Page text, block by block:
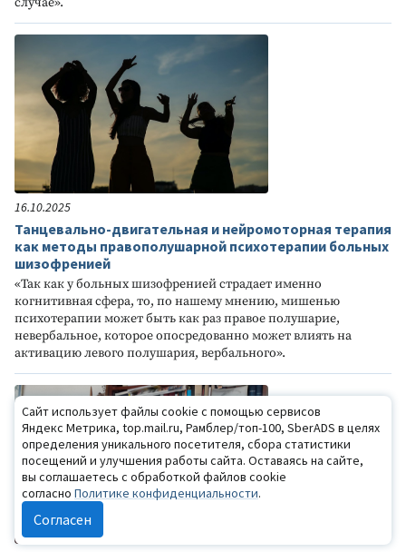
16.10.2025
Танцевально-двигательная и нейромоторная терапия
как методы правополушарной психотерапии больных
шизофренией
«Так как у больных шизофренией страдает именно
когнитивная сфера, то, по нашему мнению, мишенью
психотерапии может быть как раз правое полушарие,
невербальное, которое опосредованно может влиять на
активацию левого полушария, вербального».
Сайт использует файлы cookie с помощью сервисов
Яндекс Метрика, top.mail.ru, Рамблер/топ-100, SberADS в целях
определения уникального посетителя, сбора статистики
посещений и улучшения работы сайта. Оставаясь на сайте,
вы соглашаетесь с обработкой файлов cookie
согласно Политике конфиденциальности.
Согласен